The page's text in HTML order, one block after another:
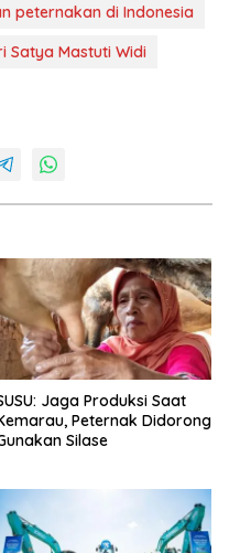
peternakan di Indonesia
Satya Mastuti Widi
Jaga Produksi Saat
Peternak Didorong
Silase